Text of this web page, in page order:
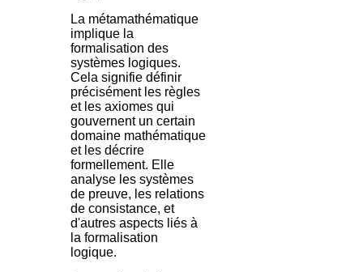
La métamathématique
implique la
formalisation des
systèmes logiques.
Cela signifie définir
précisément les règles
et les axiomes qui
gouvernent un certain
domaine mathématique
et les décrire
formellement. Elle
analyse les systèmes
de preuve, les relations
de consistance, et
d'autres aspects liés à
la formalisation
logique.